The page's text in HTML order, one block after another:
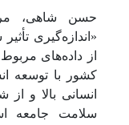
«اندازه‌گیری
انسانی بالا و
سلامت جامعه